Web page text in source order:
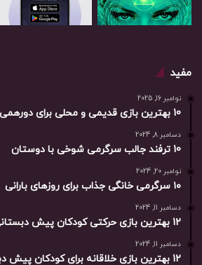
مفید
نوامبر 16, 2025
10 بهترین بازی‌ قدیمی و محلی برای دورهمی کودکان ابتدایی
دسامبر 8, 2024
10 ترفند جالب سرگرمی شوخی با دوستان
نوامبر 20, 2024
۱۰ سرگرمی خانگی جذاب برای روزهای بارانی
دسامبر 11, 2024
12 بهترین بازی حرکتی کودکان پیش دبستانی+ نکات جالب
دسامبر 11, 2024
12 بهترین بازی خلاقانه برای کودکان پیش دبستانی